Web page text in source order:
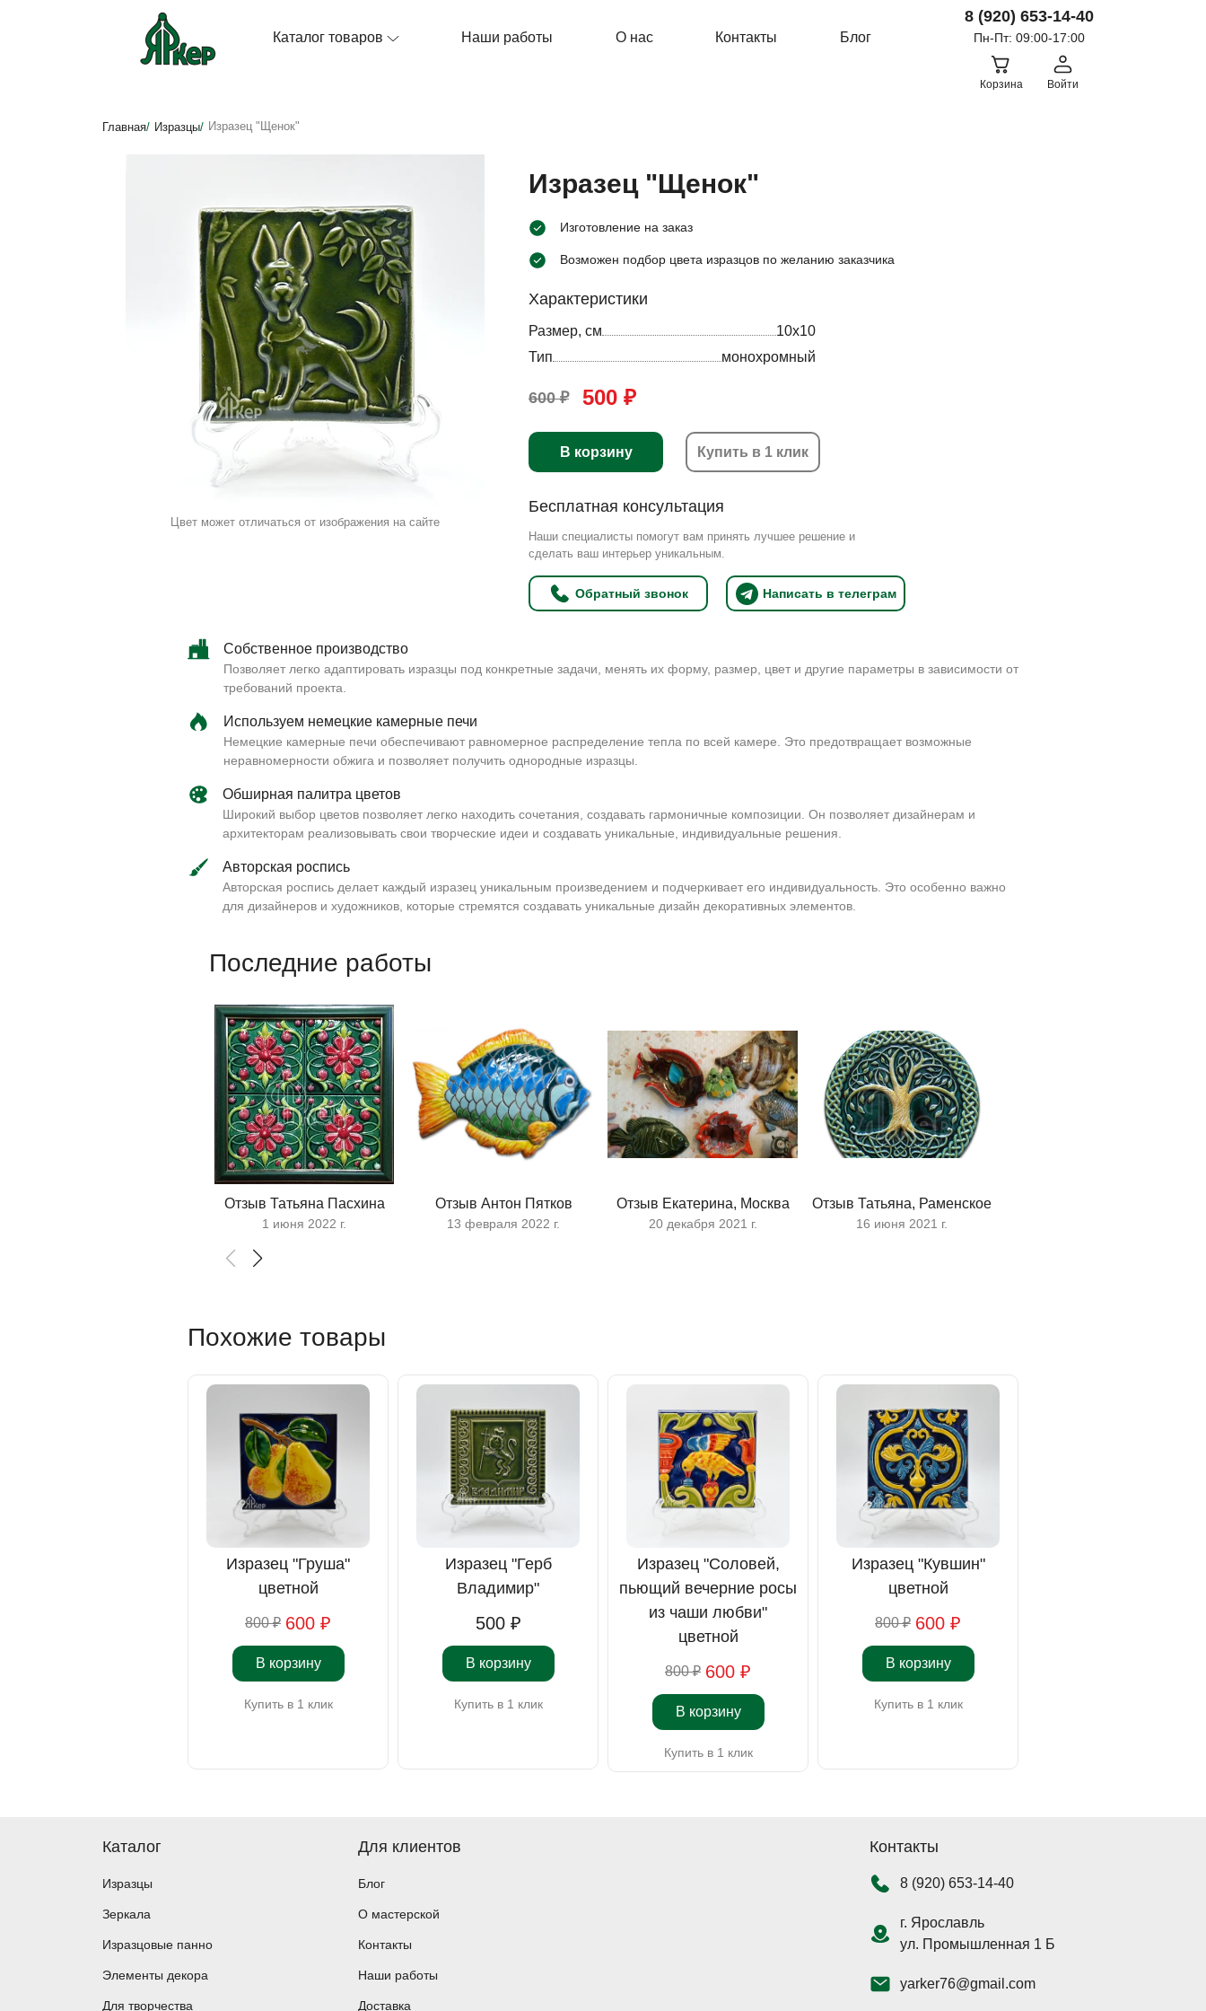
Каталог товаров Наши работы О нас Контакты Блог
8 (920) 653-14-40
Пн-Пт: 09:00-17:00
Корзина Войти
Главная/ Изразцы/ Изразец "Щенок"
Цвет может отличаться от изображения на сайте
Изразец "Щенок"
Изготовление на заказ
Возможен подбор цвета изразцов по желанию заказчика
Характеристики
Размер, см
10х10
Тип
монохромный
600 ₽ 500 ₽
В корзину Купить в 1 клик
Бесплатная консультация
Наши специалисты помогут вам принять лучшее решение и
сделать ваш интерьер уникальным.
Обратный звонок Написать в телеграм
Собственное производство
Позволяет легко адаптировать изразцы под конкретные задачи, менять их форму, размер, цвет и другие параметры в зависимости от
требований проекта.
Используем немецкие камерные печи
Немецкие камерные печи обеспечивают равномерное распределение тепла по всей камере. Это предотвращает возможные
неравномерности обжига и позволяет получить однородные изразцы.
Обширная палитра цветов
Широкий выбор цветов позволяет легко находить сочетания, создавать гармоничные композиции. Он позволяет дизайнерам и
архитекторам реализовывать свои творческие идеи и создавать уникальные, индивидуальные решения.
Авторская роспись
Авторская роспись делает каждый изразец уникальным произведением и подчеркивает его индивидуальность. Это особенно важно
для дизайнеров и художников, которые стремятся создавать уникальные дизайн декоративных элементов.
Последние работы
Отзыв Татьяна Пасхина
1 июня 2022 г.
Отзыв Антон Пятков
13 февраля 2022 г.
Отзыв Екатерина, Москва
20 декабря 2021 г.
Отзыв Татьяна, Раменское
16 июня 2021 г.
Похожие товары
Изразец "Груша"
цветной
800 ₽ 600 ₽
В корзину
Купить в 1 клик
Изразец "Герб
Владимир"
500 ₽
В корзину
Купить в 1 клик
Изразец "Соловей,
пьющий вечерние росы
из чаши любви"
цветной
800 ₽ 600 ₽
В корзину
Купить в 1 клик
Изразец "Кувшин"
цветной
800 ₽ 600 ₽
В корзину
Купить в 1 клик
Каталог
Изразцы
Зеркала
Изразцовые панно
Элементы декора
Для творчества
Для клиентов
Блог
О мастерской
Контакты
Наши работы
Доставка
Контакты
8 (920) 653-14-40
г. Ярославль
ул. Промышленная 1 Б
yarker76@gmail.com